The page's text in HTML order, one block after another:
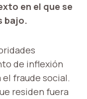
en el que se
bajo.
de inflexión
fraude social.
residen fuera